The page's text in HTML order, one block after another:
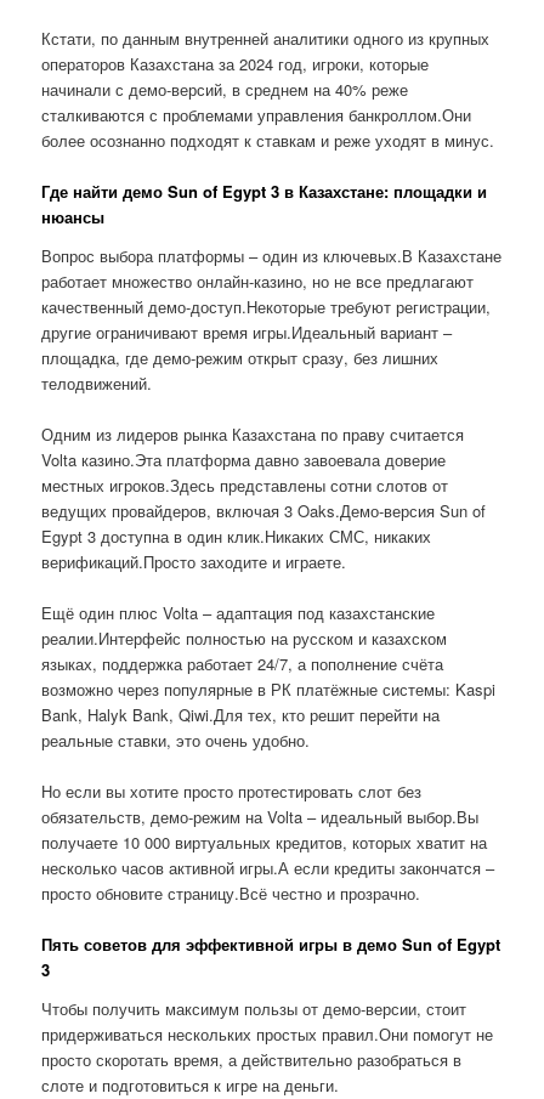
Кстати, по данным внутренней аналитики одного из крупных
операторов Казахстана за 2024 год, игроки, которые
начинали с демо-версий, в среднем на 40% реже
сталкиваются с проблемами управления банкроллом.Они
более осознанно подходят к ставкам и реже уходят в минус.
Где найти демо Sun of Egypt 3 в Казахстане: площадки и
нюансы
Вопрос выбора платформы – один из ключевых.В Казахстане
работает множество онлайн-казино, но не все предлагают
качественный демо-доступ.Некоторые требуют регистрации,
другие ограничивают время игры.Идеальный вариант –
площадка, где демо-режим открыт сразу, без лишних
телодвижений.
Одним из лидеров рынка Казахстана по праву считается
Volta казино.Эта платформа давно завоевала доверие
местных игроков.Здесь представлены сотни слотов от
ведущих провайдеров, включая 3 Oaks.Демо-версия Sun of
Egypt 3 доступна в один клик.Никаких СМС, никаких
верификаций.Просто заходите и играете.
Ещё один плюс Volta – адаптация под казахстанские
реалии.Интерфейс полностью на русском и казахском
языках, поддержка работает 24/7, а пополнение счёта
возможно через популярные в РК платёжные системы: Kaspi
Bank, Halyk Bank, Qiwi.Для тех, кто решит перейти на
реальные ставки, это очень удобно.
Но если вы хотите просто протестировать слот без
обязательств, демо-режим на Volta – идеальный выбор.Вы
получаете 10 000 виртуальных кредитов, которых хватит на
несколько часов активной игры.А если кредиты закончатся –
просто обновите страницу.Всё честно и прозрачно.
Пять советов для эффективной игры в демо Sun of Egypt
3
Чтобы получить максимум пользы от демо-версии, стоит
придерживаться нескольких простых правил.Они помогут не
просто скоротать время, а действительно разобраться в
слоте и подготовиться к игре на деньги.